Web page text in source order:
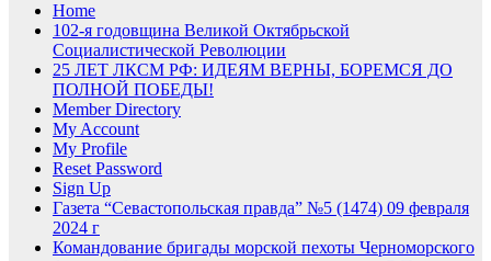
Home
102-я годовщина Великой Октябрьской
Социалистической Революции
25 ЛЕТ ЛКСМ РФ: ИДЕЯМ ВЕРНЫ, БОРЕМСЯ ДО
ПОЛНОЙ ПОБЕДЫ!
Member Directory
My Account
My Profile
Reset Password
Sign Up
Газета “Севастопольская правда” №5 (1474) 09 февраля
2024 г
Командование бригады морской пехоты Черноморского